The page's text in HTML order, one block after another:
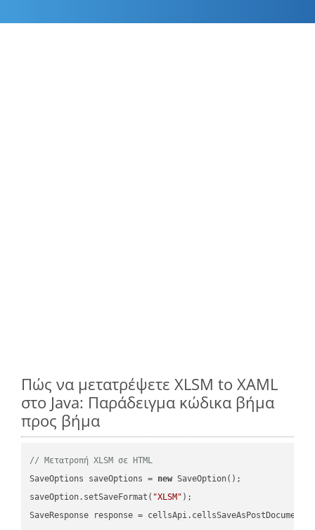
Πώς να μετατρέψετε XLSM to XAML
στο Java: Παράδειγμα κώδικα βήμα
προς βήμα
// Μετατροπή XLSM σε HTML
SaveOptions saveOptions = new SaveOption();
saveOption.setSaveFormat( "XLSM" );
SaveResponse response =